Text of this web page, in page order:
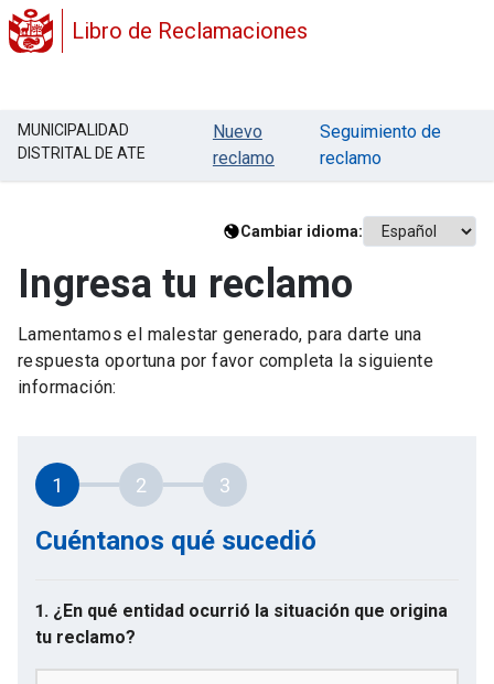
Libro de Reclamaciones
MUNICIPALIDAD
DISTRITAL DE ATE
Nuevo
reclamo
Seguimiento de
reclamo
Cambiar idioma:
Ingresa tu reclamo
Lamentamos el malestar generado, para darte una
respuesta oportuna por favor completa la siguiente
información:
1 2 3
Cuéntanos qué sucedió
1. ¿En qué entidad ocurrió la situación que origina
tu reclamo?